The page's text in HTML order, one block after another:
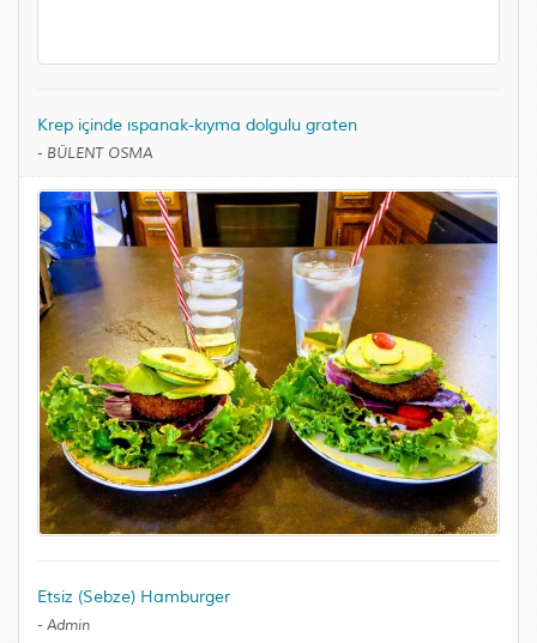
Krep içinde ıspanak-kıyma dolgulu graten
- BÜLENT OSMA
Etsiz (Sebze) Hamburger
- Admin